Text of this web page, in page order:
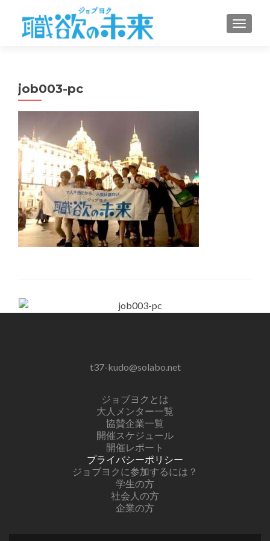
ナビゲ
job003-pc
t37-kudo@solabo.net
ジョブヨクとは
大人メンター一覧
協賛企業一覧
開催スケジュール
開催レポート
プライバシーポリシー
ジョブヨクに参加するには？
学生の方
社会人の方
企業の方